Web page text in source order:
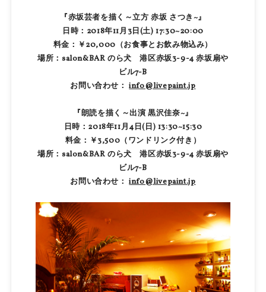
『赤坂芸者を描く～立方 赤坂 さつき~』
日時：2018年11月3日(土) 17:30~20:00
料金：￥20,000（お食事とお飲み物込み）
場所：salon&BAR のら犬 港区赤坂3-9-4 赤坂扇や
ビル7-B
お問い合わせ：info@livepaint.jp
『朗読を描く～出演 黒沢佳奈~』
日時：2018年11月4日(日) 13:30~15:30
料金：￥3,500（ワンドリンク付き）
場所：salon&BAR のら犬 港区赤坂3-9-4 赤坂扇や
ビル7-B
お問い合わせ：info@livepaint.jp